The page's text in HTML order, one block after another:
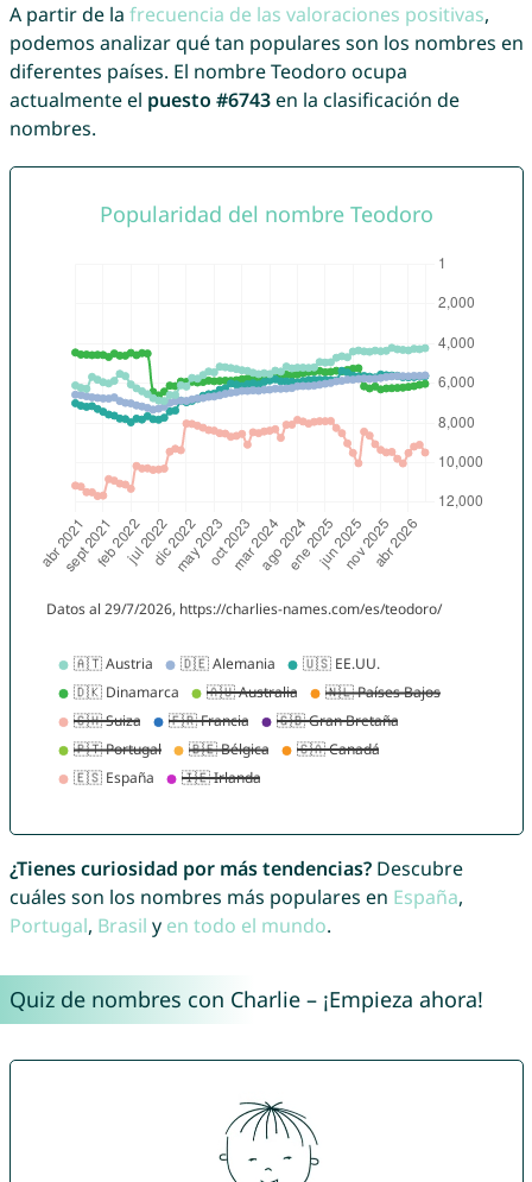
A partir de la frecuencia de las valoraciones positivas,
podemos analizar qué tan populares son los nombres en
diferentes países. El nombre Teodoro ocupa
actualmente el puesto #6743en la clasificación de
nombres.
¿Tienes curiosidad por más tendencias?Descubre
cuáles son los nombres más populares en España,
Portugal, Brasil y en todo el mundo.
Quiz de nombres con Charlie – ¡Empieza ahora!